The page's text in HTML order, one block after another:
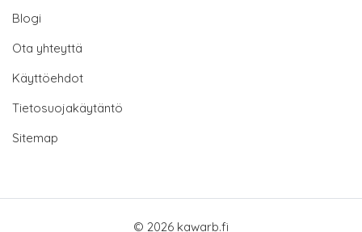
Blogi
Ota yhteyttä
Käyttöehdot
Tietosuojakäytäntö
Sitemap
© 2026 kawarb.fi